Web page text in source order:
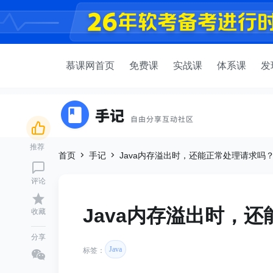
慕课网首页 免费课 实战课 体系课 发
首页 手记 Java内存溢出时，还能正常处理请求吗
推荐
评论
收藏
分享
Java内存溢出时，还
标签： Java